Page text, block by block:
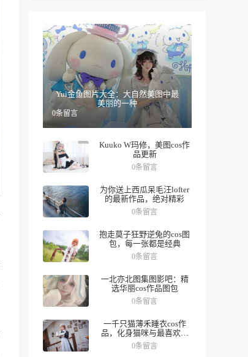
Yui金鱼图片大全：大自然美图中最
美丽的一种
0条留言
Kuuko W玛修，美图cos作
品更新
0条留言
为你送上西瓜呆毛汪lofter
的最新作品，绝对精彩
0条留言
抱走莫子狂野逆兔的cos图
包，每一张都是经典
0条留言
一北亦北图集图影吧：精
选华丽cos作品图包
0条留言
一千只猫薄禾睡衣cos作
品，化身猫咪与最喜欢的
人一起度过夜晚。
0条留言